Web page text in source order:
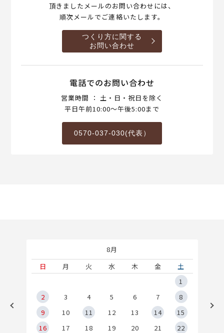
頂きましたメールのお問い合わせには、
順次メールでご連絡いたします。
つくり方に関する
お問い合わせ
電話でのお問い合わせ
営業時間 ： 土・日・祝日を除く
平日午前10:00～午後5:00まで
0570-037-030(代表）
8月
日
月 火 水 木 金
土
1
2
3 4 5 6 7
8
9
10 11 12 13 14
15
16
17 18 19 20 21
22